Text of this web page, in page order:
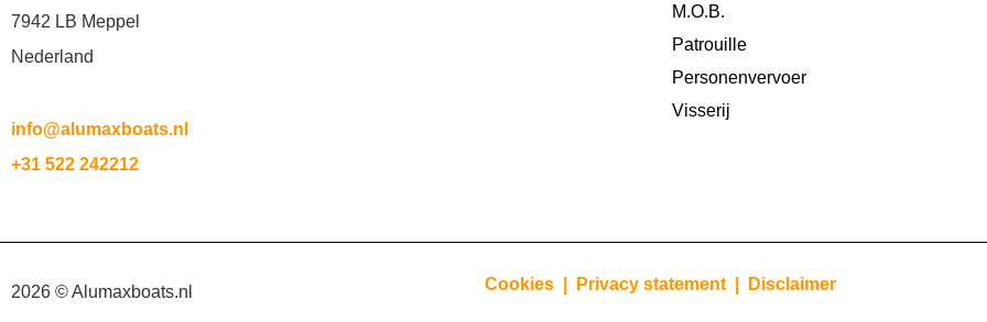
7942 LB Meppel
Nederland
info@alumaxboats.nl
+31 522 242212
M.O.B.
Patrouille
Personenvervoer
Visserij
2026 © Alumaxboats.nl Cookies | Privacy statement | Disclaimer